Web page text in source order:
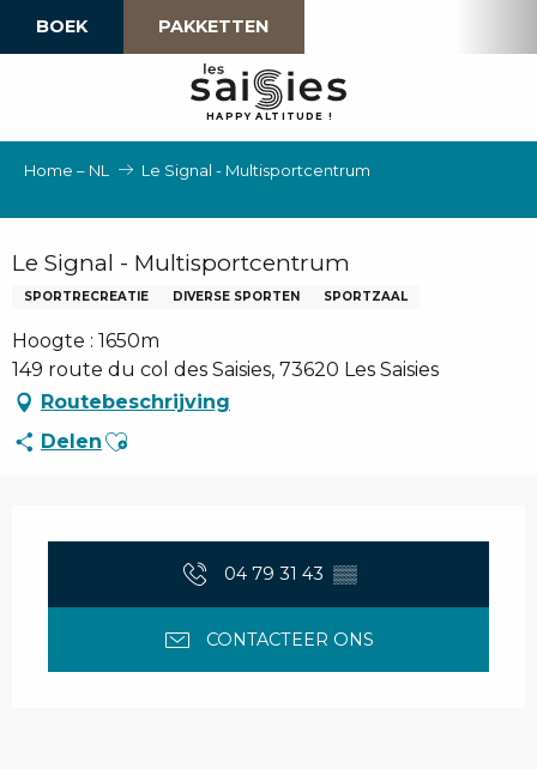
BOEK PAKKETTEN
HAPPY ALTI TU D E !
Home – NL Le Signal - Multisportcentrum
Le Signal - Multisportcentrum
SPORTRECREATIE DIVERSE SPORTEN SPORTZAAL
Hoogte : 1650m
149 route du col des Saisies, 73620 Les Saisies
Routebeschrijving
Delen Ajouter aux favoris
04 79 31 43 ▒▒
CONTACTEER ONS